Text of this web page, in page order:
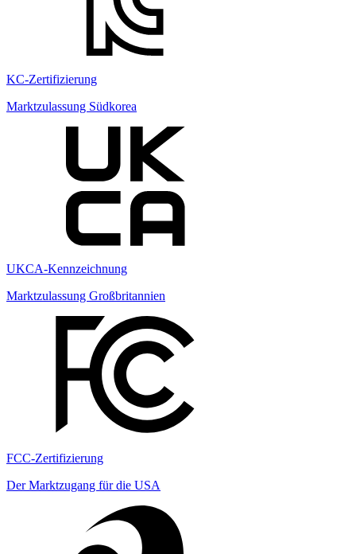
KC-Zertifizierung
Marktzulassung Südkorea
UKCA-Kennzeichnung
Marktzulassung Großbritannien
FCC-Zertifizierung
Der Marktzugang für die USA